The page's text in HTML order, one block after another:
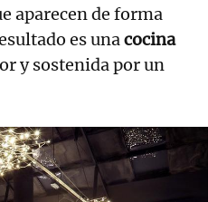
aparecen de forma
es unacocina
y sostenida por un